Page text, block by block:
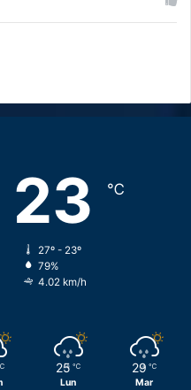
23 ℃
27º - 23º
79%
4.02 km/h
25 ℃
Lun
29 ℃
Mar